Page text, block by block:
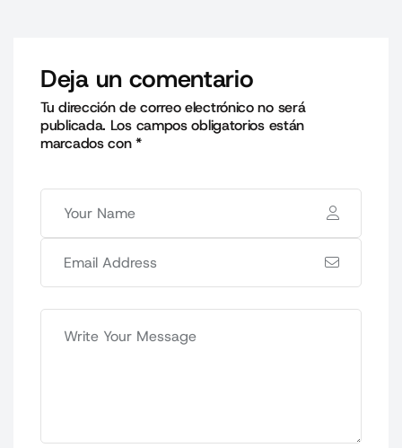
Deja un comentario
Tu dirección de correo electrónico no será
publicada. Los campos obligatorios están
marcados con*